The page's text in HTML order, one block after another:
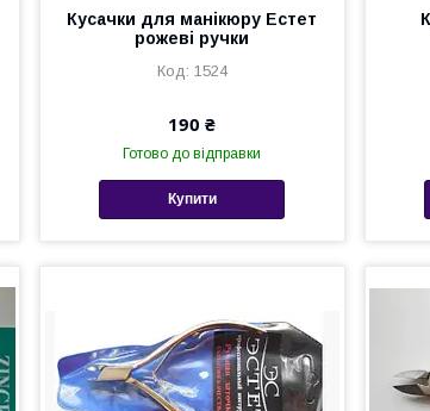
Кусачки для манікюру Естет
рожеві ручки
1524
190 ₴
Готово до відправки
Купити